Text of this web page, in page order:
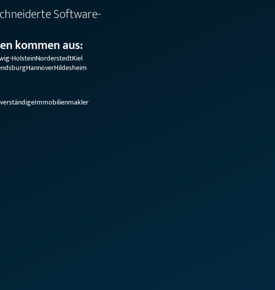
Software-
kommen aus:
HolsteinNorderstedtKiel
HannoverHildesheim
Immobilienmakler